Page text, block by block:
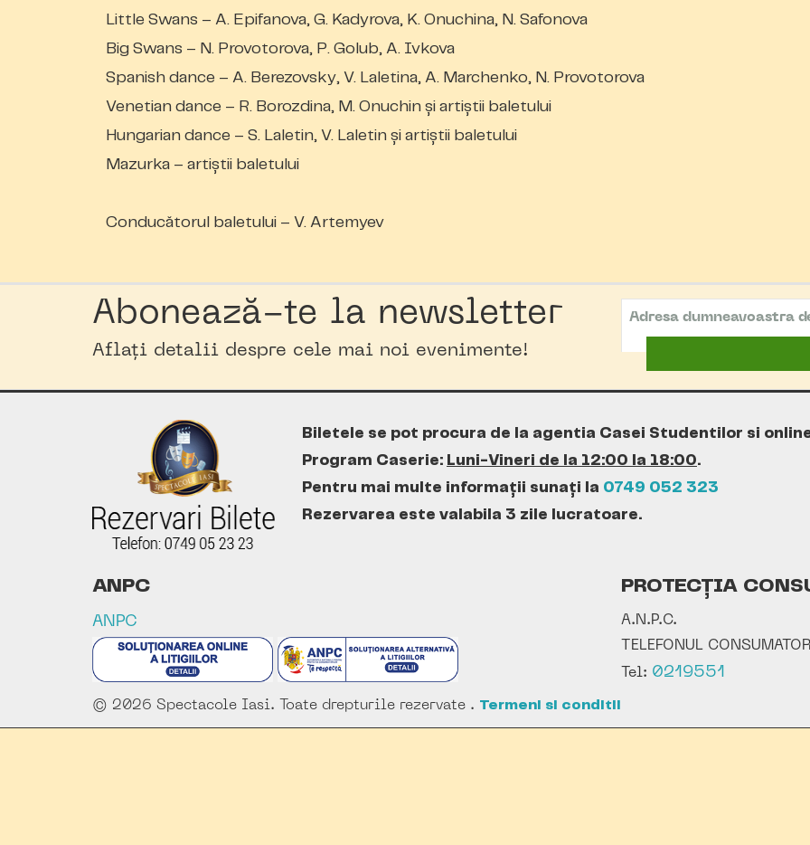
Little Swans – A. Epifanova, G. Kadyrova, K. Onuchina, N. Safonova
Big Swans – N. Provotorova, P. Golub, A. Ivkova
Spanish dance – A. Berezovsky, V. Laletina, A. Marchenko, N. Provotorova
Venetian dance – R. Borozdina, M. Onuchin și artiștii baletului
Hungarian dance – S. Laletin, V. Laletin și artiștii baletului
Mazurka – artiștii baletului
Conducătorul baletului – V. Artemyev
Abonează-te la newsletter
Aflați detalii despre cele mai noi evenimente!
Biletele se pot procura de la agentia Casei Studentilor si
Program Caserie: Luni-Vineri de la 12:00 la 18:00.
Pentru mai multe informații sunați la 0749 052 323
Rezervarea este valabila 3 zile lucratoare.
ANPC
ANPC
PROTECȚIA
A.N.P.C.
TELEFONUL
Tel: 0219551
© 2026 Spectacole Iasi. Toate drepturile rezervate . Termeni si conditii